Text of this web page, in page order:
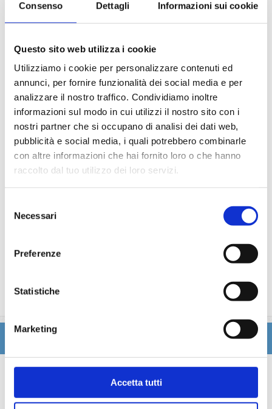
Consenso Dettagli Informazioni sui cookie
Questo sito web utilizza i cookie
Utilizziamo i cookie per personalizzare contenuti ed
annunci, per fornire funzionalità dei social media e per
analizzare il nostro traffico. Condividiamo inoltre
informazioni sul modo in cui utilizzi il nostro sito con i
nostri partner che si occupano di analisi dei dati web,
pubblicità e social media, i quali potrebbero combinarle
con altre informazioni che hai fornito loro o che hanno
raccolto dal tuo utilizzo dei loro servizi.
delNecessari
Preferenze
Statistiche
Marketing
Accetta tutti
Le quote di servizio (mance)
Il trattamento di pensione completa a bordo (colazione,
Bevande a dispenser, serata di Gala con menù
La partecipazione a tutte le attività di animazione
(giochi, concorsi, tornei, feste, serate a tema).
Gli spettacoli musicali o di cabaret nel teatro di bordo, i
balli e le feste in programma tutte le sere durante la
crociera.
L'utilizzo di tutte le attrezzature della nave: piscine,
lettini, teli mare, palestra, vasche idromassaggio,
biblioteca, discoteca.
Le bevande, le escursioni a terra nel corso della crociera,
Tasse portuali
trattamenti estetici, medico, navigazione internet,
lavanderia).
Scheda tecnica
Galleria